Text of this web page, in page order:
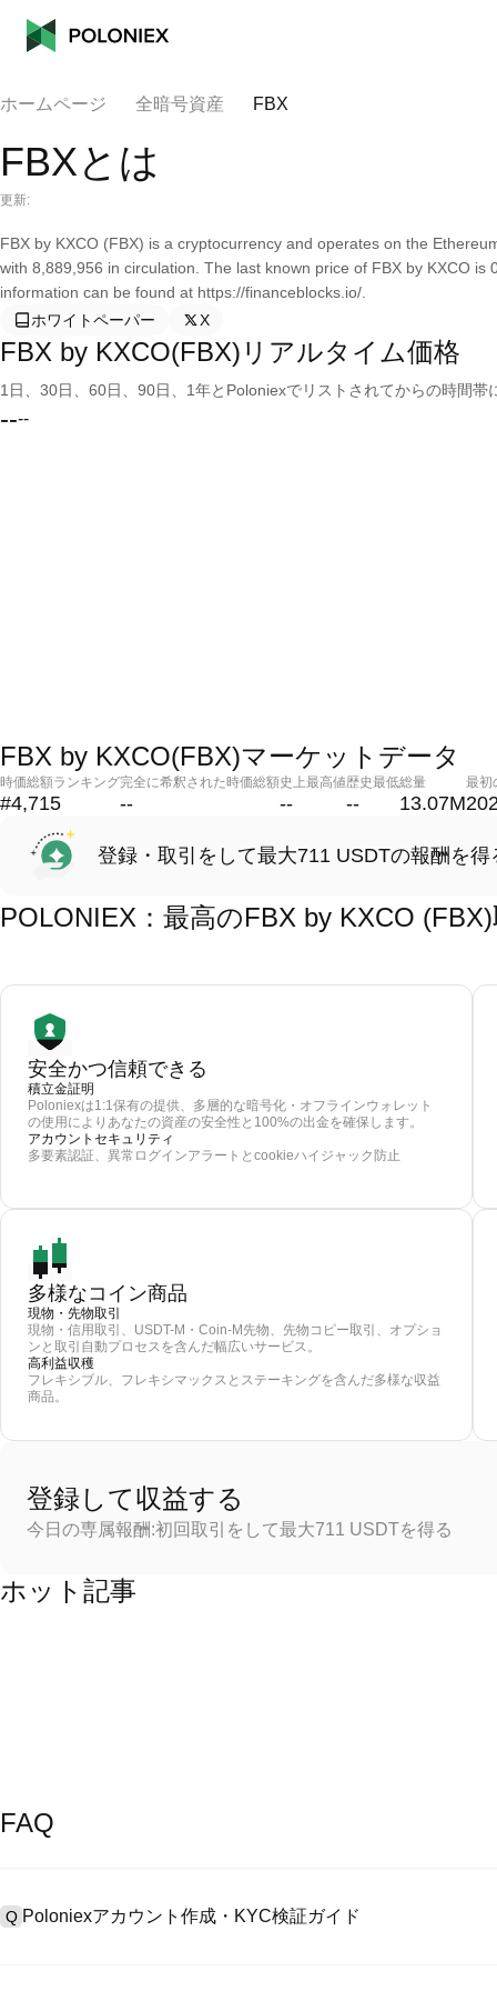
ホームページ 全暗号資産 FBX
FBXとは
更新:
FBX by KXCO (FBX) is a cryptocurrency and operates on the
with 8,889,956 in circulation. The last known price of FBX by KXCO
information can be found at https://financeblocks.io/.
ホワイトペーパー
X
FBX by KXCO(FBX)リアルタイム価格
1日、30日、60日、90日、1年とPoloniexでリストされてからの時間
----
FBX by KXCO(FBX)マーケットデータ
時価総額ランキング
#4,715
完全に希釈された時価総額
--
史上最高値
--
歴史最低
--
総量
13.07M
最初
登録・取引をして最大711 USDTの報酬を得
POLONIEX：最高のFBX by KXCO
安全かつ信頼できる
積立金証明
Poloniexは1:1保有の提供、多層的な暗号化・オフラインウォレット
の使用によりあなたの資産の安全性と100%の出金を確保します。
アカウントセキュリティ
多要素認証、異常ログインアラートとcookieハイジャック防止
多様なコイン商品
現物・先物取引
現物・信用取引、USDT-M・Coin-M先物、先物コピー取引、オプショ
ンと取引自動プロセスを含んだ幅広いサービス。
高利益収穫
フレキシブル、フレキシマックスとステーキングを含んだ多様な収益
商品。
登録して収益する
今日の専属報酬:初回取引をして最大711 USDTを得る
ホット記事
FAQ
Q Poloniexアカウント作成・KYC検証ガイド